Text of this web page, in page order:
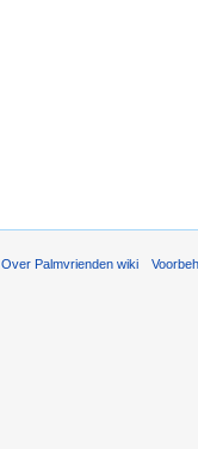
Over Palmvrienden wiki